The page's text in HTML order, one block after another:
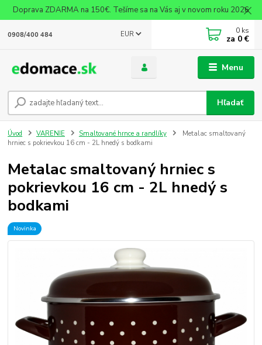
Doprava ZDARMA na 150€. Tešíme sa na Vás aj v novom roku 2026
Menu
EUR
Hľadať
0908/400 484 0 ks
za 0 €
Úvod VARENIE Smaltované hrnce a randlíky
Metalac smaltovaný
hrniec s pokrievkou 16 cm - 2L hnedý s bodkami
Metalac smaltovaný hrniec s
pokrievkou 16 cm - 2L hnedý s
bodkami
Novinka